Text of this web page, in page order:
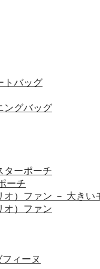
トバッグ
ングバッグ
ターポーチ
ーチ
オ）ファン － 大きい
オ）ファン
ィーヌ